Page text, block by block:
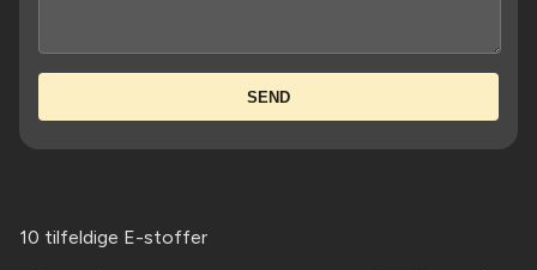
SEND
10 tilfeldige E-stoffer